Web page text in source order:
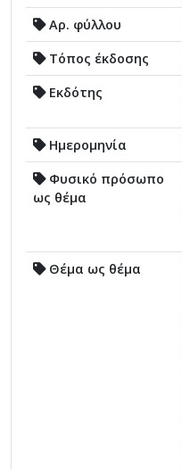
Αρ. φύλλου
Τόπος έκδοσης
Εκδότης
Ημερομηνία
Φυσικό πρόσωπο
ως θέμα
Θέμα ως θέμα